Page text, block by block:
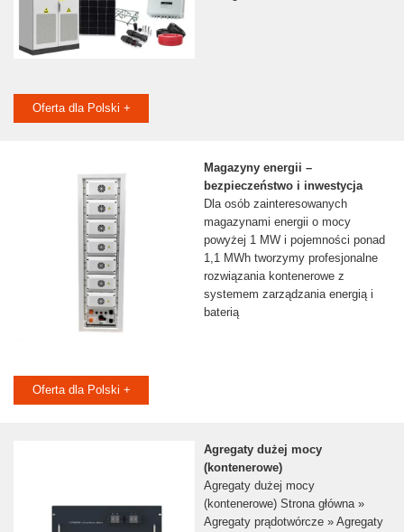
Oferta dla Polski +
Magazyny energii –
bezpieczeństwo i inwestycja
Dla osób zainteresowanych
magazynami energii o mocy
powyżej 1 MW i pojemności ponad
1,1 MWh tworzymy profesjonalne
rozwiązania kontenerowe z
systemem zarządzania energią i
baterią
Oferta dla Polski +
Agregaty dużej mocy
(kontenerowe)
Agregaty dużej mocy
(kontenerowe) Strona główna »
Agregaty prądotwórcze » Agregaty